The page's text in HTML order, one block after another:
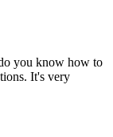
you know how to
It's very